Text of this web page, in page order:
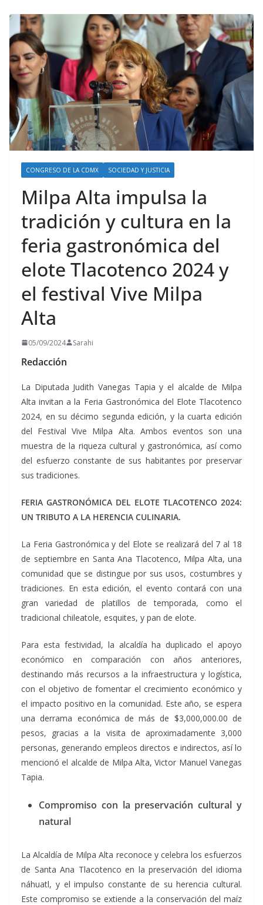
CONGRESO DE LA CDMX SOCIEDAD Y JUSTICIA
Milpa Alta impulsa la
tradición y cultura en la
feria gastronómica del
elote Tlacotenco 2024 y
el festival Vive Milpa
Alta
05/09/2024 Sarahi
Redacción
La Diputada Judith Vanegas Tapia y el alcalde de Milpa
Alta invitan a la Feria Gastronómica del Elote Tlacotenco
2024, en su décimo segunda edición, y la cuarta edición
del Festival Vive Milpa Alta. Ambos eventos son una
muestra de la riqueza cultural y gastronómica, así como
del esfuerzo constante de sus habitantes por preservar
sus tradiciones.
FERIA GASTRONÓMICA DEL ELOTE TLACOTENCO 2024:
UN TRIBUTO A LA HERENCIA CULINARIA.
La Feria Gastronómica y del Elote se realizará del 7 al 18
de septiembre en Santa Ana Tlacotenco, Milpa Alta, una
comunidad que se distingue por sus usos, costumbres y
tradiciones. En esta edición, el evento contará con una
gran variedad de platillos de temporada, como el
tradicional chileatole, esquites, y pan de elote.
Para esta festividad, la alcaldía ha duplicado el apoyo
económico en comparación con años anteriores,
destinando más recursos a la infraestructura y logística,
con el objetivo de fomentar el crecimiento económico y
el impacto positivo en la comunidad. Este año, se espera
una derrama económica de más de $3,000,000.00 de
pesos, gracias a la visita de aproximadamente 3,000
personas, generando empleos directos e indirectos, así lo
mencionó el alcalde de Milpa Alta, Victor Manuel Vanegas
Tapia.
Compromiso con la preservación cultural y
natural
La Alcaldía de Milpa Alta reconoce y celebra los esfuerzos
de Santa Ana Tlacotenco en la preservación del idioma
náhuatl, y el impulso constante de su herencia cultural.
Este compromiso se extiende a la conservación del maíz